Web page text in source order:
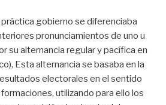
práctica gobierno se diferenciaba
pronunciamientos de uno u
su alternancia regular y pacífica en
Esta alternancia se basaba en la
electorales en el sentido
utilizando para ello los